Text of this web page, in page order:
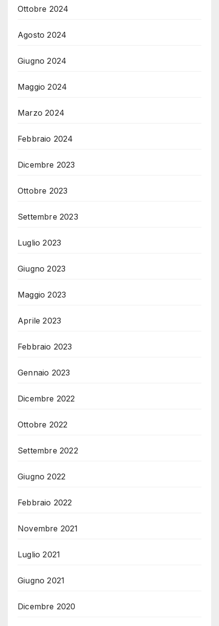
Ottobre 2024
Agosto 2024
Giugno 2024
Maggio 2024
Marzo 2024
Febbraio 2024
Dicembre 2023
Ottobre 2023
Settembre 2023
Luglio 2023
Giugno 2023
Maggio 2023
Aprile 2023
Febbraio 2023
Gennaio 2023
Dicembre 2022
Ottobre 2022
Settembre 2022
Giugno 2022
Febbraio 2022
Novembre 2021
Luglio 2021
Giugno 2021
Dicembre 2020